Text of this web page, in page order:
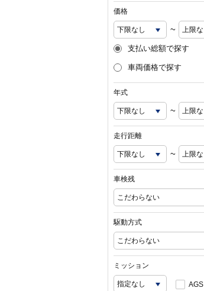
価格
~
支払い総額で探す
車両価格で探す
年式
~
走行距離
~
車検残
駆動方式
ミッション
AGS